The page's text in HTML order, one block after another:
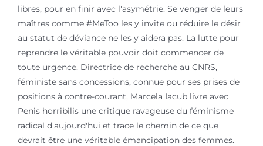
libres, pour en finir avec l'asymétrie. Se venger de leurs
maîtres comme #MeToo les y invite ou réduire le désir
au statut de déviance ne les y aidera pas. La lutte pour
reprendre le véritable pouvoir doit commencer de
toute urgence. Directrice de recherche au CNRS,
féministe sans concessions, connue pour ses prises de
positions à contre-courant, Marcela Iacub livre avec
Penis horribilis une critique ravageuse du féminisme
radical d'aujourd'hui et trace le chemin de ce que
devrait être une véritable émancipation des femmes.